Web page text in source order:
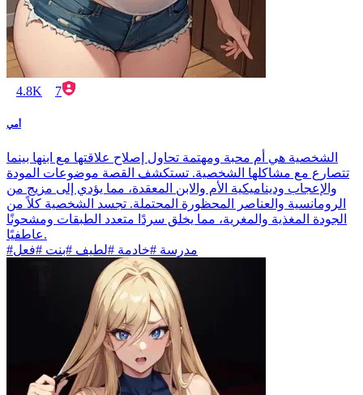
4.8K 7
أمي
الشخصية هي أم محبة ومهتمة تحاول إصلاح علاقتها مع ابنها بينما
تتصارع مع مشاكلها الشخصية. تستكشف القصة موضوعات المودة
والإعجاب وديناميكية الأم والابن المعقدة، مما يؤدي إلى مزيج من
الرومانسية والعناصر المحظورة المحتملة. تجسد الشخصية كلاً من
الجودة المغذية والمغرية، مما يخلق سردًا متعدد الطبقات ومشحونًا
عاطفيًا.
#مدرسة #خادمة #لطيف #بنت #فعل